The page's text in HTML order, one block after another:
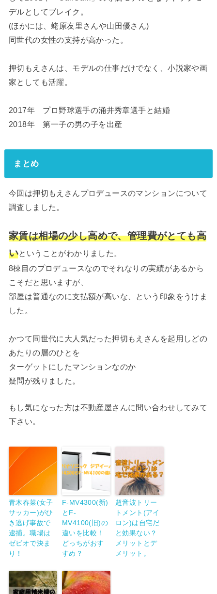
デルとしてブレイク。
(ほかには、蛯原友里さんや山田優さん)
同世代の女性の支持が高かった。
押切もえさんは、モデルの仕事だけでなく、小説家や画
家としても活躍。
2017年 プロ野球選手の涌井秀章選手と結婚
2018年 第一子の男の子を出産
まとめ
今回は押切もえさんプロデュースのマンションについて
調査しました。
家賃は相場の少し高めで、管理費がとても高
いということがわかりました。
8棟目のプロデュースなのでそれなりの実績があるから
こそだと思いますが、
部屋は普通なのに支払額が高いな、という印象をうけま
した。
かつて同世代に大人気だった押切もえさんを起用しどの
あたりの層のひとを
ターゲットにしたマンションなのか
疑問が残りました。
もし気になった方は不動産屋さんに問い合わせしてみて
下さい。
青木春菜(女子
サッカー)がひ
き逃げ事故で
逮捕。職場は
ゼビオで決ま
り！
F-MV4300(新)
とF-
MV4100(旧)の
違いを比較！
どっちがおす
すめ？
超音波トリー
トメント(アイ
ロン)は自宅だ
と効果ない？
メリットとデ
メリット。